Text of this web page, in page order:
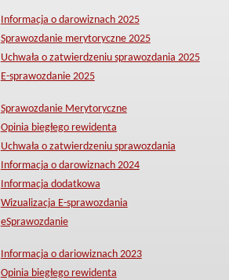
Informacja o darowiznach 2025
Sprawozdanie merytoryczne 2025
Uchwała o zatwierdzeniu sprawozdania 2025
E-sprawozdanie 2025
Sprawozdanie Merytoryczne
Opinia biegłego rewidenta
Uchwała o zatwierdzeniu sprawozdania
Informacja o darowiznach 2024
Informacja dodatkowa
Wizualizacja E-sprawozdania
eSprawozdanie
Informacja o dariowiznach 2023
Opinia biegłego rewidenta